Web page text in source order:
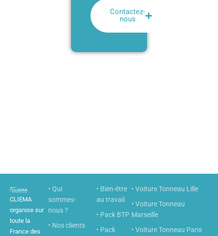
Contactez-
nous
CLIEMA
organise sur
toute la
France des
• Qui
sommes-
nous ?
• Nos clients
• Bien-être
au travail
• Pack BTP
• Pack
• Voiture Tonneau Lille
• Voiture Tonneau
Marseille
• Voiture Tonneau Paris